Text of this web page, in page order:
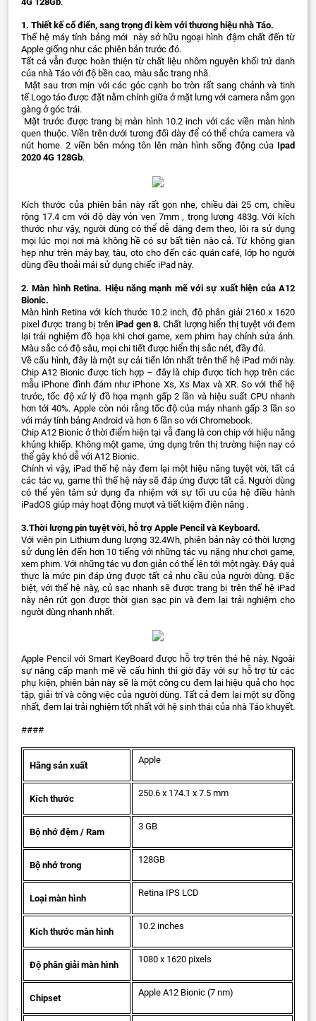
1. Thiết kế cổ điển, sang trọng đi kèm với thương hiệu nhà Táo.
Thế hệ máy tính bảng mới này sở hữu ngoại hình đậm chất đến từ
Apple giống như các phiên bản trước đó.
Tất cả vẫn được hoàn thiện từ chất liệu nhôm nguyên khối trứ danh
của nhà Táo với độ bền cao, màu sắc trang nhã.
Mặt sau trơn mịn với các góc cạnh bo tròn rất sang chảnh và tinh
tế.Logo táo được đặt nằm chính giữa ở mặt lưng với camera nằm gọn
gàng ở góc trái.
Mặt trước được trang bị màn hình 10.2 inch với các viền màn hình
quen thuộc. Viền trên dưới tương đối dày để có thể chứa camera và
nút home. 2 viền bên mỏng tôn lên màn hình sống động của Ipad
2020 4G 128Gb.
Kích thước của phiên bản này rất gọn nhẹ, chiều dài 25 cm, chiều
rộng 17.4 cm với độ dày vỏn vẹn 7mm , trọng lượng 483g. Với kích
thước như vậy, người dùng có thể dễ dàng đem theo, lôi ra sử dụng
mọi lúc mọi nơi mà không hề có sự bất tiện nào cả. Từ không gian
hẹp như trên máy bay, tàu, oto cho đến các quán café, lớp họ người
dùng đều thoải mái sử dụng chiếc iPad này.
2. Màn hình Retina. Hiệu năng mạnh mẽ với sự xuất hiện của A12
Bionic.
Màn hình Retina với kích thước 10.2 inch, độ phân giải 2160 x 1620
pixel được trang bị trêniPad gen 8.Chất lượng hiển thị tuyệt với đem
lại trải nghiệm đồ họa khi chơi game, xem phim hay chỉnh sửa ảnh.
Màu sắc có độ sâu, mọi chi tiết được hiển thị sắc nét, đầy đủ.
Về cấu hình, đây là một sự cải tiến lớn nhất trên thế hệ iPad mới này.
Chip A12 Bionic được tích hợp – đây là chip được tích hợp trên các
mẫu iPhone đình đám như iPhone Xs, Xs Max và XR. So với thế hệ
trước, tốc độ xử lý đồ họa mạnh gấp 2 lần và hiệu suất CPU nhanh
hơn tới 40%. Apple còn nói rằng tốc độ của máy nhanh gấp 3 lần so
với máy tính bảng Android và hơn 6 lần so với Chromebook.
Chip A12 Bionic ở thời điểm hiện tại vẫ đang là con chip với hiệu năng
khủng khiếp. Không một game, ứng dụng trên thị trường hiện nay có
thể gây khó dễ với A12 Bionic.
Chính vì vậy, iPad thế hệ này đem lại một hiệu năng tuyệt vời, tất cả
các tác vụ, game thì thế hệ này sẽ đáp ứng được tất cả. Người dùng
có thể yên tâm sử dụng đa nhiệm với sự tối ưu của hệ điều hành
iPadOS giúp máy hoạt động mượt và tiết kiệm điện năng .
3.Thời lượng pin tuyệt vời, hỗ trợ Apple Pencil và Keyboard.
Với viên pin Lithium dung lượng 32.4Wh, phiên bản này có thời lượng
sử dụng lên đến hơn 10 tiếng với những tác vụ nặng như chơi game,
xem phim. Với những tác vụ đơn giản có thể lên tới một ngày. Đây quả
thực là mức pin đáp ứng được tất cả nhu cầu của người dùng. Đặc
biệt, với thế hệ này, củ sạc nhanh sẽ được trang bị trên thế hệ iPad
này nên rút gọn được thời gian sạc pin và đem lại trải nghiệm cho
người dùng nhanh nhất.
Apple Pencil với Smart KeyBoard được hỗ trợ trên thé hệ này. Ngoài
sự nâng cấp mạnh mẽ về cấu hình thì giờ đây với sự hỗ trợ từ các
phụ kiện, phiên bản này sẽ là một công cụ đem lại hiệu quả cho học
tập, giải trí và công việc của người dùng. Tất cả đem lại một sự đồng
nhất, đem lại trải nghiệm tốt nhất với hệ sinh thái của nhà Táo khuyết.
####
Hãng sản xuất
Apple
Kích thước
250.6 x 174.1 x 7.5 mm
Bộ nhớ đệm / Ram
3 GB
Bộ nhớ trong
128GB
Loại màn hình
Retina IPS LCD
Kích thước màn hình
10.2 inches
Độ phân giải màn hình
1080 x 1620 pixels
Chipset
Apple A12 Bionic (7 nm)